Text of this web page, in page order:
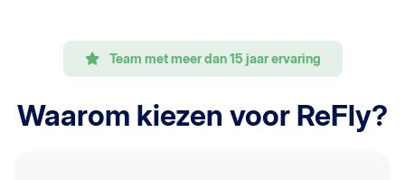
Team met meer dan 15 jaar ervaring
Waarom kiezen voor ReFly?